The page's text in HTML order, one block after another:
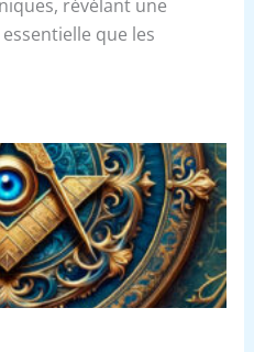
révélant une
que les